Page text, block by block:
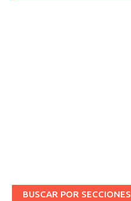
BUSCAR POR SECCIONES